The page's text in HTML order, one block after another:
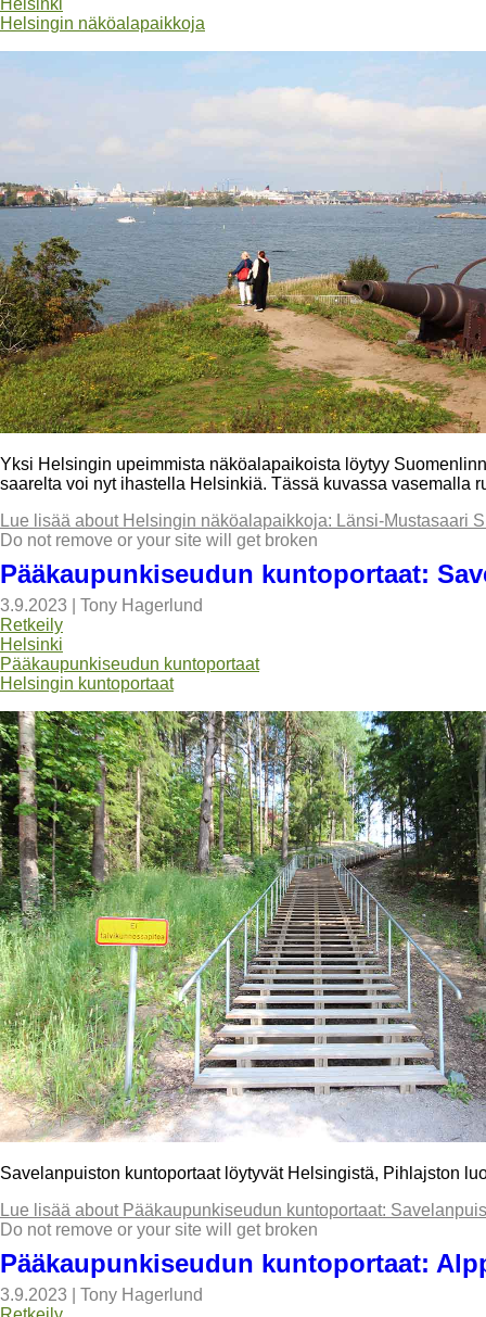
Helsingin näköalapaikkoja
Yksi Helsingin upeimmista näköalapaikoista löytyy
saarelta voi nyt ihastella Helsinkiä. Tässä kuvassa vasemalla
Lue lisää about Helsingin näköalapaikkoja: Länsi-Mustasaari
Do not remove or your site will get broken
Pääkaupunkiseudun kuntoportaat:
3.9.2023
Tony Hagerlund
Retkeily
Helsinki
Pääkaupunkiseudun kuntoportaat
Helsingin kuntoportaat
Savelanpuiston kuntoportaat löytyvät Helsingistä, Pihlajston
Lue lisää about Pääkaupunkiseudun kuntoportaat:
Do not remove or your site will get broken
Pääkaupunkiseudun kuntoportaat:
3.9.2023
Tony Hagerlund